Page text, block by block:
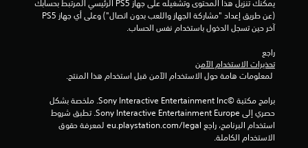
آخر حين تسجل الدخول باستخدام نفس الحساب.
راجع
تحذيرات الاستخدام الآمن
الاستخدام الكاملة.